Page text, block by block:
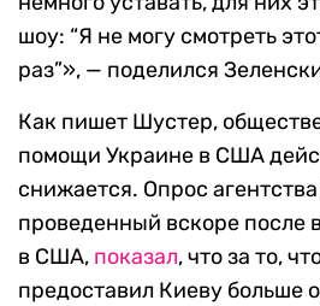
шоу: “Я не могу смотреть
раз”», — поделился
Как пишет Шустер,
помощи Украине в США
снижается. Опрос
проведенный вскоре после
в США, показал, что за то,
предоставил Киеву больше